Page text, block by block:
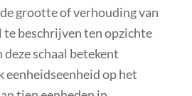
grootte of verhouding van
te beschrijven ten opzichte
schaal betekent
op het